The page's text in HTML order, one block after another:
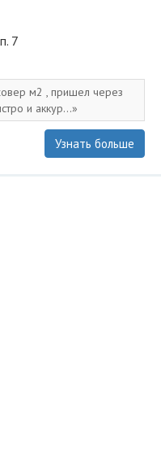
7
м2 , пришел через
и аккур...
Узнать больше